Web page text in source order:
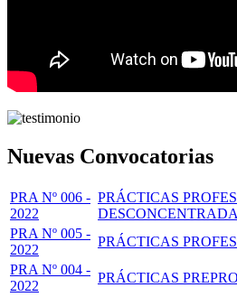
Nuevas Convocatorias
PRA Nº 006 -
2022
PRÁCTICAS
PRA Nº 005 -
2022
PRÁCTICAS
PRA Nº 004 -
2022
PRÁCTICAS